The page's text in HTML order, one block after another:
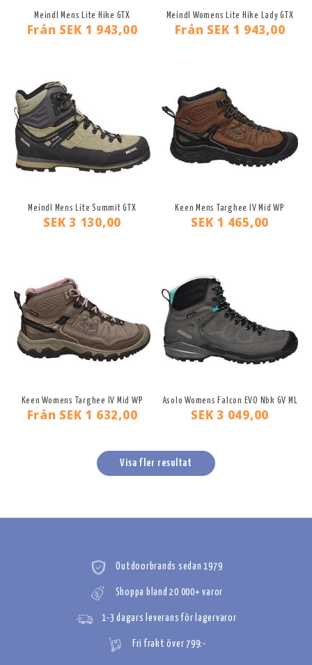
Meindl Mens Lite Hike GTX
Från SEK 1 943,00
Meindl Womens Lite Hike Lady GTX
Från SEK 1 943,00
Meindl Mens Lite Summit GTX
SEK 3 130,00
Keen Mens Targhee IV Mid WP
SEK 1 465,00
Keen Womens Targhee IV Mid WP
Från SEK 1 632,00
Asolo Womens Falcon EVO Nbk GV ML
SEK 3 049,00
Visa fler resultat
Outdoorbrands sedan 1979
Shoppa bland 20 000+ varor
1-3 dagars leverans för lagervaror
Fri frakt över 799:-